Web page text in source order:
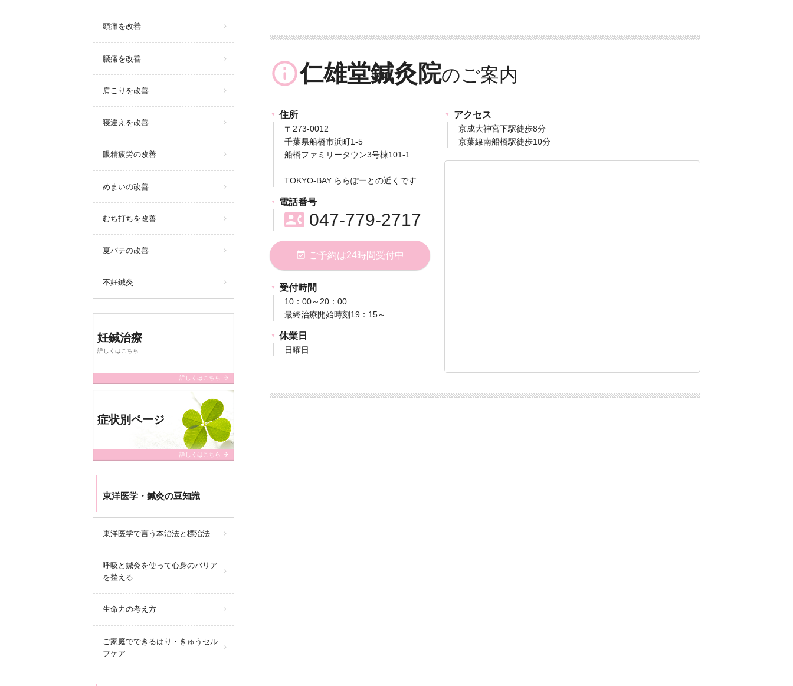
info_outline仁雄堂鍼灸院
住所
〒273-0012
千葉県船橋市浜町1-5
船橋ファミリータウン3号棟101-1
TOKYO-BAY ららぽーとの近くです
電話番号
contact_phone047-779-2717
event_available ご予約は24時間受付中
受付時間
10：00～20：00
最終治療開始時刻19：15～
休業日
日曜日
アクセス
京成大神宮下駅徒歩8分
京葉線南船橋駅徒歩10分
頭痛を改善
腰痛を改善
肩こりを改善
寝違えを改善
眼精疲労の改善
めまいの改善
むち打ちを改善
夏バテの改善
不妊鍼灸
妊鍼治療
詳しくはこちら
詳しくはこちら arrow_forward
症状別ページ
詳しくはこちら arrow_forward
東洋医学・鍼灸の豆知識
東洋医学で言う本治法と標治法
呼吸と鍼灸を使って心身のバリア
を整える
生命力の考え方
ご家庭でできるはり・きゅうセル
フケア